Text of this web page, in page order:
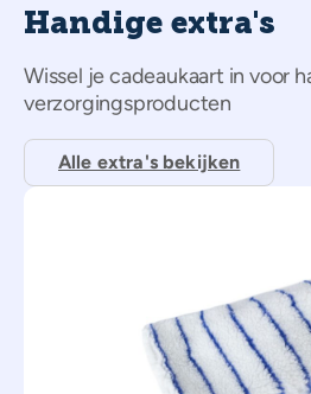
Handige extra's
Wissel je cadeaukaart in voor
verzorgingsproducten
Alle extra's bekijken